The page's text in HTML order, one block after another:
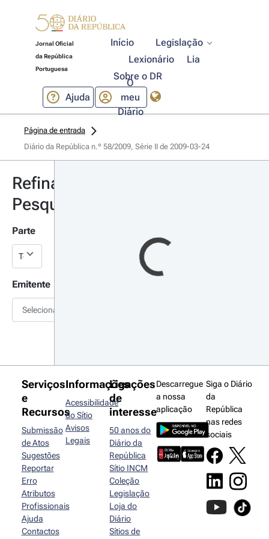
Jornal Oficial
da República
Portuguesa
Início
Legislação
Lexionário
Lia
Sobre o DR
Ajuda
O
meu
Diário
Página de entrada
Diário da República n.º 58/2009, Série II de 2009-03-24
Refinar
Pesquisa
Parte
Emitente
Selecionar
Serviços
e
Recursos
Submissão
de Atos
Sugestões
Reportar
Erro
Atributos
Profissionais
Ajuda
Contactos
Informações
Acessibilidade
do Sítio
Avisos
Legais
Ligações
de
interesse
50 anos do
Diário da
República
Sítio INCM
Coleção
Legislação
Loja do
Diário
Sítios de
Descarregue
a nossa
aplicação
Siga o Diário
da
República
nas redes
sociais